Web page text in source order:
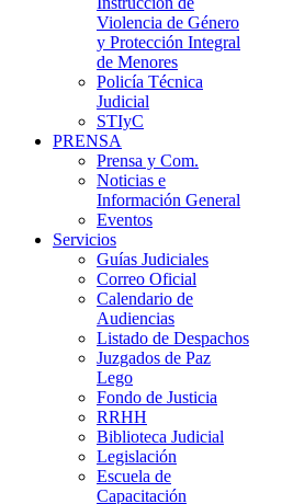
Violencia de Género
y Protección Integral
de Menores
Policía Técnica
Judicial
STIyC
PRENSA
Prensa y Com.
Noticias e
Información General
Eventos
Servicios
Guías Judiciales
Correo Oficial
Calendario de
Audiencias
Listado de Despachos
Juzgados de Paz
Lego
Fondo de Justicia
RRHH
Biblioteca Judicial
Legislación
Escuela de
Capacitación